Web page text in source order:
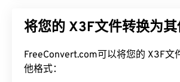
将您的 X3F文件转换为
FreeConvert.com可以将您的 X3F文
他格式：